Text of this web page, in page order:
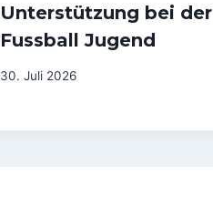
Unterstützung bei der
Fussball Jugend
30. Juli 2026